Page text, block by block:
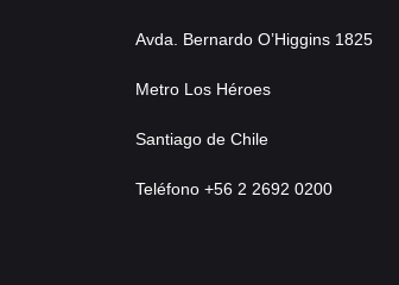
Avda. Bernardo O’Higgins 1825
Metro Los Héroes
Santiago de Chile
Teléfono +56 2 2692 0200